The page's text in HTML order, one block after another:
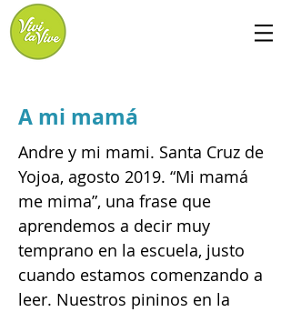
A mi mamá
Andre y mi mami. Santa Cruz de
Yojoa, agosto 2019. “Mi mamá
me mima”, una frase que
aprendemos a decir muy
temprano en la escuela, justo
cuando estamos comenzando a
leer. Nuestros pininos en la